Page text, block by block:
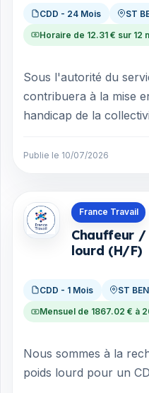
CDD - 24 Mois ST
Horaire de 12.31 € sur 12
Sous l'autorité du
contribuera à la mise
handicap de la
Publie le 10/07/2026
France Travail
Chauffeur /
lourd (H/F)
CDD - 1 Mois ST
Mensuel de 1867.02 € à
Nous sommes à la
poids lourd pour un
Offres en La Réunion